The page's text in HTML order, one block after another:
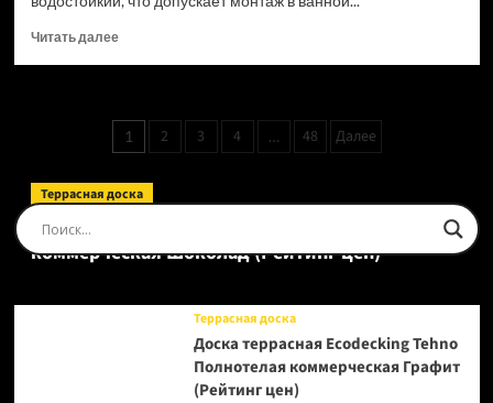
Читать далееПрочитать
ламинат
CronaFloor
Саломон
(Рейтинг
Пагинация
записей
1 2 3 4 … 48 Далее
Террасная доска
Доска террасная Ecodecking Tehno Полнотелая
коммерческая Шоколад (Рейтинг цен)
Террасная доска
Доска террасная Ecodecking Tehno
Полнотелая коммерческая Графит
(Рейтинг цен)